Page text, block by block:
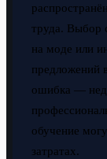
труда. Выбор
на моде или
предложений
ошибка —
обучение
затратах.